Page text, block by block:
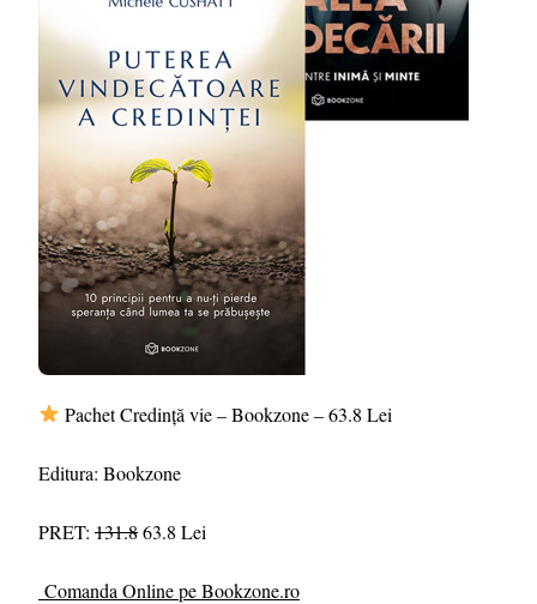
Pachet Credință vie – Bookzone – 63.8 Lei
Editura: Bookzone
PRET: 131.863.8 Lei
Comanda Online pe Bookzone.ro